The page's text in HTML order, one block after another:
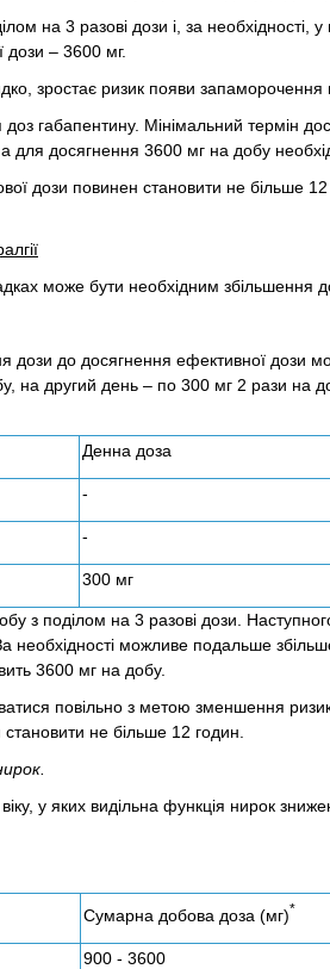
на 3 разові дози і, за
дози – 3600 мг.
зростає ризик появи запаморочення
габапентину. Мінімальний термін
досягнення 3600 мг на добу
дози повинен становити не більше
може бути необхідним збільшення
дози до досягнення ефективної дози
на другий день – по 300 мг 2 рази на
Денна доза
-
-
300 мг
з поділом на 3 разові дози.
необхідності можливе подальше
3600 мг на добу.
повільно з метою зменшення
не більше 12 годин.
у яких видільна функція нирок
Сумарна добова доза (мг)*
900 - 3600